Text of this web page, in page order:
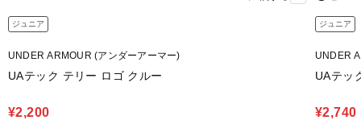
ジュニア
UNDER ARMOUR (アンダーアーマー)
UAテック テリー ロゴ クルー
¥2,200
ジュニア
UNDER
UAテッ
¥2,740